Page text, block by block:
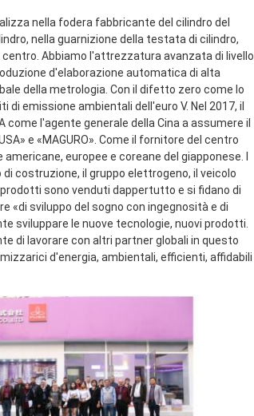
nella fodera fabbricante del cilindro del
nella guarnizione della testata di cilindro,
Abbiamo l'attrezzatura avanzata di livello
d'elaborazione automatica di alta
della metrologia. Con il difetto zero come lo
emissione ambientali dell'euro V. Nel 2017, il
come l'agente generale della Cina a assumere il
e «MAGURO». Come il fornitore del centro
europee e coreane del giapponese. I
costruzione, il gruppo elettrogeno, il veicolo
sono venduti dappertutto e si fidano di
sviluppo del sogno con ingegnosità e di
sviluppare le nuove tecnologie, nuovi prodotti.
di lavorare con altri partner globali in questo
d'energia, ambientali, efficienti, affidabili